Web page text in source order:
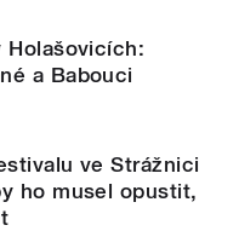
Holašovicích:
a Babouci
ve Strážnici
ho musel opustit,